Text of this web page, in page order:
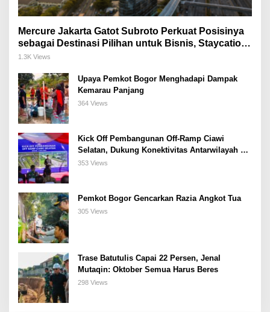
Mercure Jakarta Gatot Subroto Perkuat Posisinya
sebagai Destinasi Pilihan untuk Bisnis, Staycation,
Meeting, dan Kuliner di Jakarta Selatan
1.3K Views
Upaya Pemkot Bogor Menghadapi Dampak
Kemarau Panjang
364 Views
Kick Off Pembangunan Off-Ramp Ciawi
Selatan, Dukung Konektivitas Antarwilayah di
Bogor Selatan
353 Views
Pemkot Bogor Gencarkan Razia Angkot Tua
305 Views
Trase Batutulis Capai 22 Persen, Jenal
Mutaqin: Oktober Semua Harus Beres
298 Views